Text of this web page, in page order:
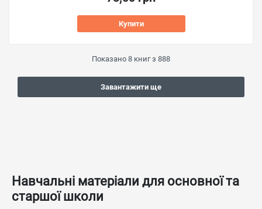
Купити
Показано 8 книг з 888
Завантажити ще
Навчальні матеріали для основної та
старшої школи